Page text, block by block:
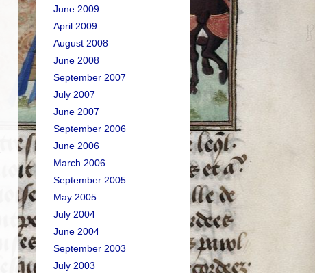
June 2009
April 2009
August 2008
June 2008
September 2007
July 2007
June 2007
September 2006
June 2006
March 2006
September 2005
May 2005
July 2004
June 2004
September 2003
July 2003